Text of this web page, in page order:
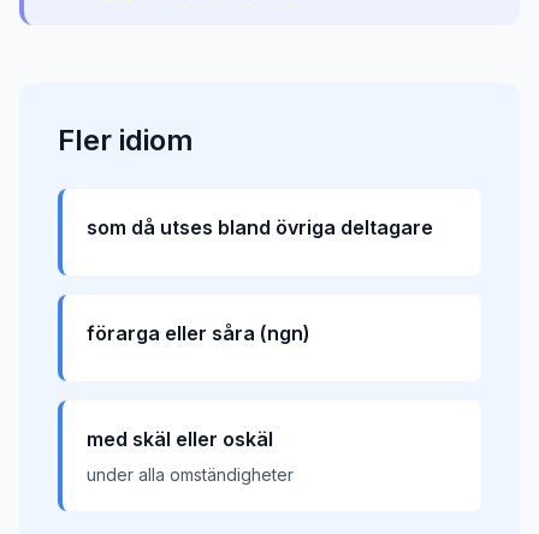
Fler idiom
som då utses bland övriga deltagare
förarga eller såra (ngn)
med skäl eller oskäl
under alla omständigheter